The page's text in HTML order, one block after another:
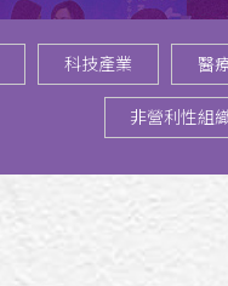
科技產業 醫
非營利性組